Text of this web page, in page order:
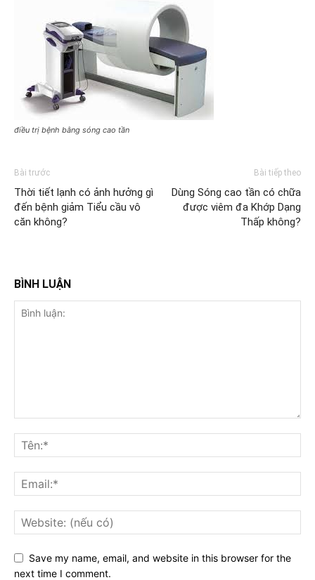
điều trị bệnh bằng sóng cao tần
Bài trước
Thời tiết lạnh có ảnh hưởng gì
đến bệnh giảm Tiểu cầu vô
căn không?
Bài tiếp theo
Dùng Sóng cao tần có chữa
được viêm đa Khớp Dạng
Thấp không?
BÌNH LUẬN
Save my name, email, and website in this browser for the
next time I comment.